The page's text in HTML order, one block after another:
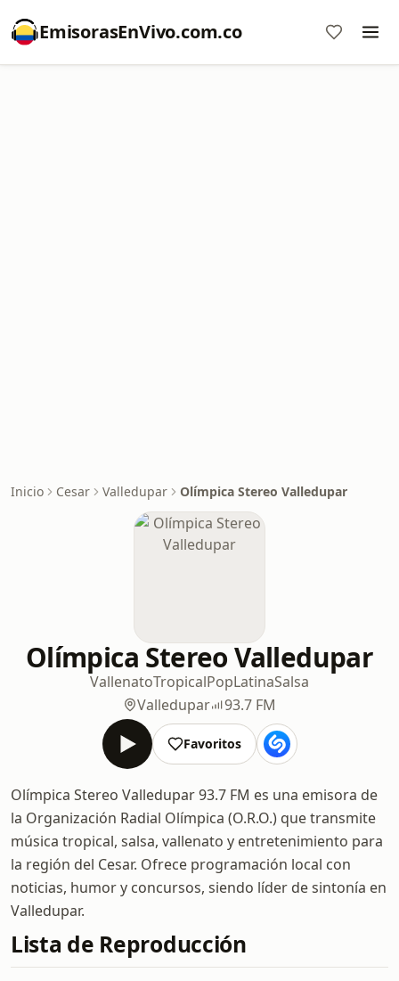
EmisorasEnVivo.com.co
Inicio Cesar Valledupar Olímpica Stereo Valledupar
Olímpica Stereo Valledupar
VallenatoTropicalPopLatinaSalsa
Valledupar
93.7 FM
Favoritos
Olímpica Stereo Valledupar 93.7 FM es una emisora de
la Organización Radial Olímpica (O.R.O.) que transmite
música tropical, salsa, vallenato y entretenimiento para
la región del Cesar. Ofrece programación local con
noticias, humor y concursos, siendo líder de sintonía en
Valledupar.
Lista de Reproducción